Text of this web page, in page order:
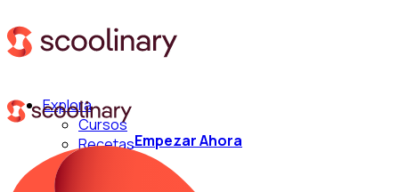
Explora
Cursos
RecetasEmpezar Ahora